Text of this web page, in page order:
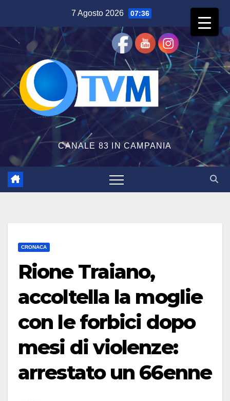
contenuto
7 Agosto 2026 07:36
CANALE 83 IN CAMPANIA
CRONACA
Rione Traiano,
accoltella la moglie
con le forbici dopo
mesi di violenze:
arrestato un 66enne